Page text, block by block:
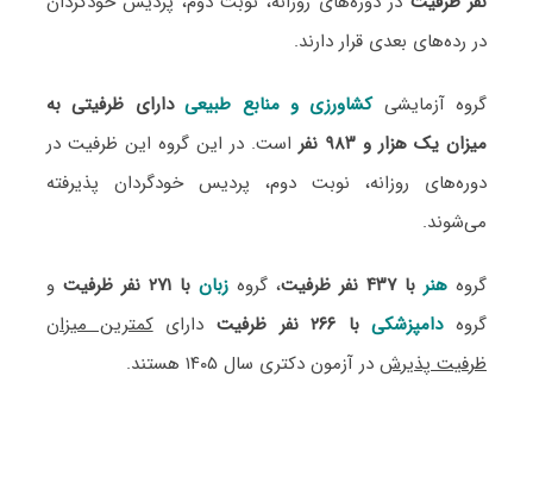
در رده‌های بعدی قرار دارند.
گروه آزمایشیکشاورزی و منابع طبیعیدارای ظرفیتی به
میزان یک هزار و ۹۸۳ نفر
است. در این گروه این ظرفیت در
دوره‌های روزانه، نوبت دوم، پردیس خودگردان پذیرفته
می‌شوند.
گروه هنر با ۴۳۷ نفر ظرفیت ، گروه زبانبا ۲۷۱ نفر ظرفیت
و
گروهدامپزشکیبا ۲۶۶ نفر ظرفیت دارایکمترین میزان
ظرفیت پذیرشدر آزمون دکتری سال ۱۴۰۵ هستند.